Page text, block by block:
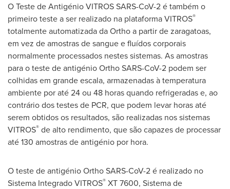
O Teste de Antigénio VITROS SARS-CoV-2 é também o
primeiro teste a ser realizado na plataforma VITROS®
totalmente automatizada da Ortho a partir de zaragatoas,
em vez de amostras de sangue e fluídos corporais
normalmente processados nestes sistemas. As amostras
para o teste de antigénio Ortho SARS-CoV-2 podem ser
colhidas em grande escala, armazenadas à temperatura
ambiente por até 24 ou 48 horas quando refrigeradas e, ao
contrário dos testes de PCR, que podem levar horas até
serem obtidos os resultados, são realizadas nos sistemas
VITROS® de alto rendimento, que são capazes de processar
até 130 amostras de antigénio por hora.
O teste de antigénio Ortho SARS-CoV-2 é realizado no
Sistema Integrado VITROS® XT 7600, Sistema de